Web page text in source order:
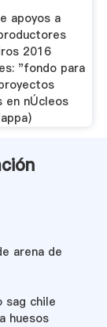
apoyos a
2016
"fondo para
en nÚcleos
arena de
sag chile
huesos